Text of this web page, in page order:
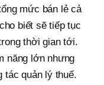
mức bán lẻ cả
biết sẽ tiếp tục
thời gian tới.
năng lớn nhưng
tác quản lý thuế.